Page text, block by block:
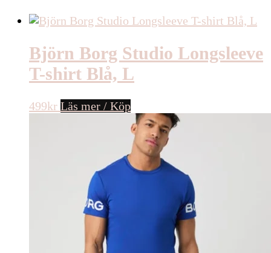
Björn Borg Studio Longsleeve
T-shirt Blå, L
499kr Läs mer / Köp